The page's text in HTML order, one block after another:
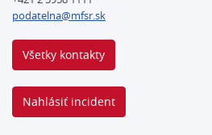
podatelna@mfsr.sk
Všetky kontakty
Nahlásiť incident